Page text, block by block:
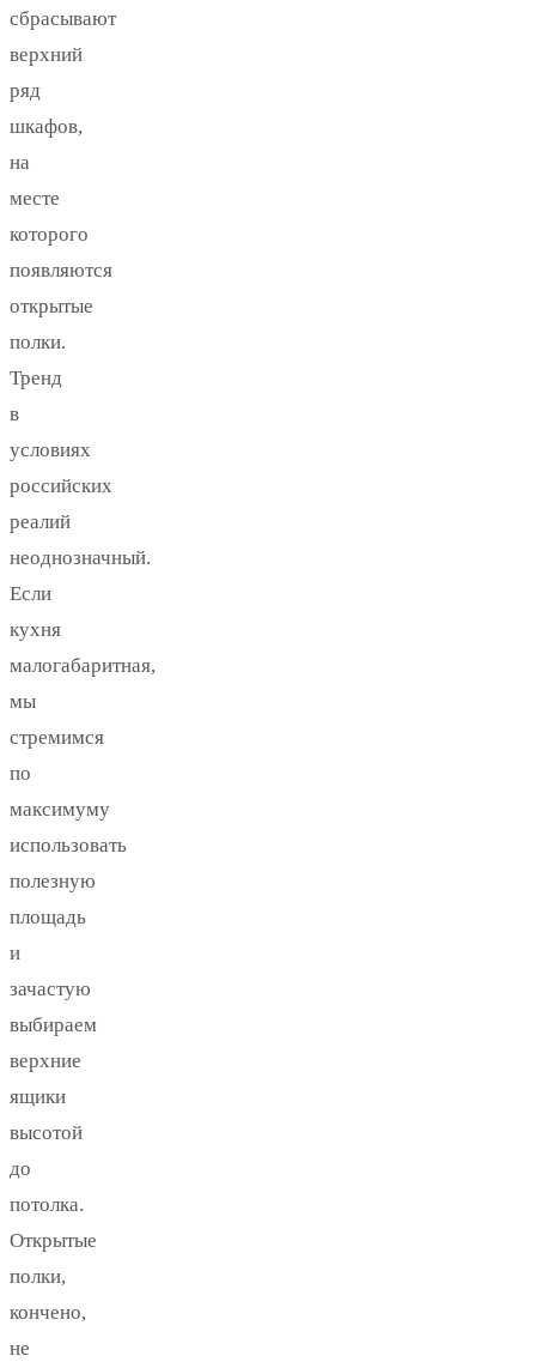
сбрасывают
верхний
ряд
шкафов,
на
месте
которого
появляются
открытые
полки.
Тренд
в
условиях
российских
реалий
неоднозначный.
Если
кухня
малогабаритная,
мы
стремимся
по
максимуму
использовать
полезную
площадь
и
зачастую
выбираем
верхние
ящики
высотой
до
потолка.
Открытые
полки,
кончено,
не